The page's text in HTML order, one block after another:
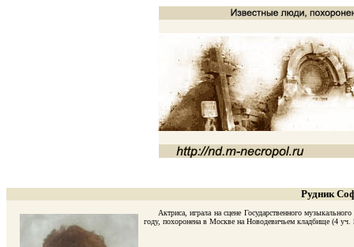
Рудник
Актриса, играла на сцене Государственного
году, похоронена в Москве на Новодевичьем кладбище (4